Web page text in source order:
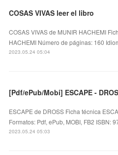
COSAS VIVAS leer el libro
COSAS VIVAS de MUNIR HACHEMI
HACHEMI Número de páginas: 160
2023.05.24 05:04
[Pdf/ePub/Mobi] ESCAPE -
ESCAPE de DROSS Ficha técnica
Formatos: Pdf, ePub, MOBI, FB2 ISBN:
2023.05.24 05:03